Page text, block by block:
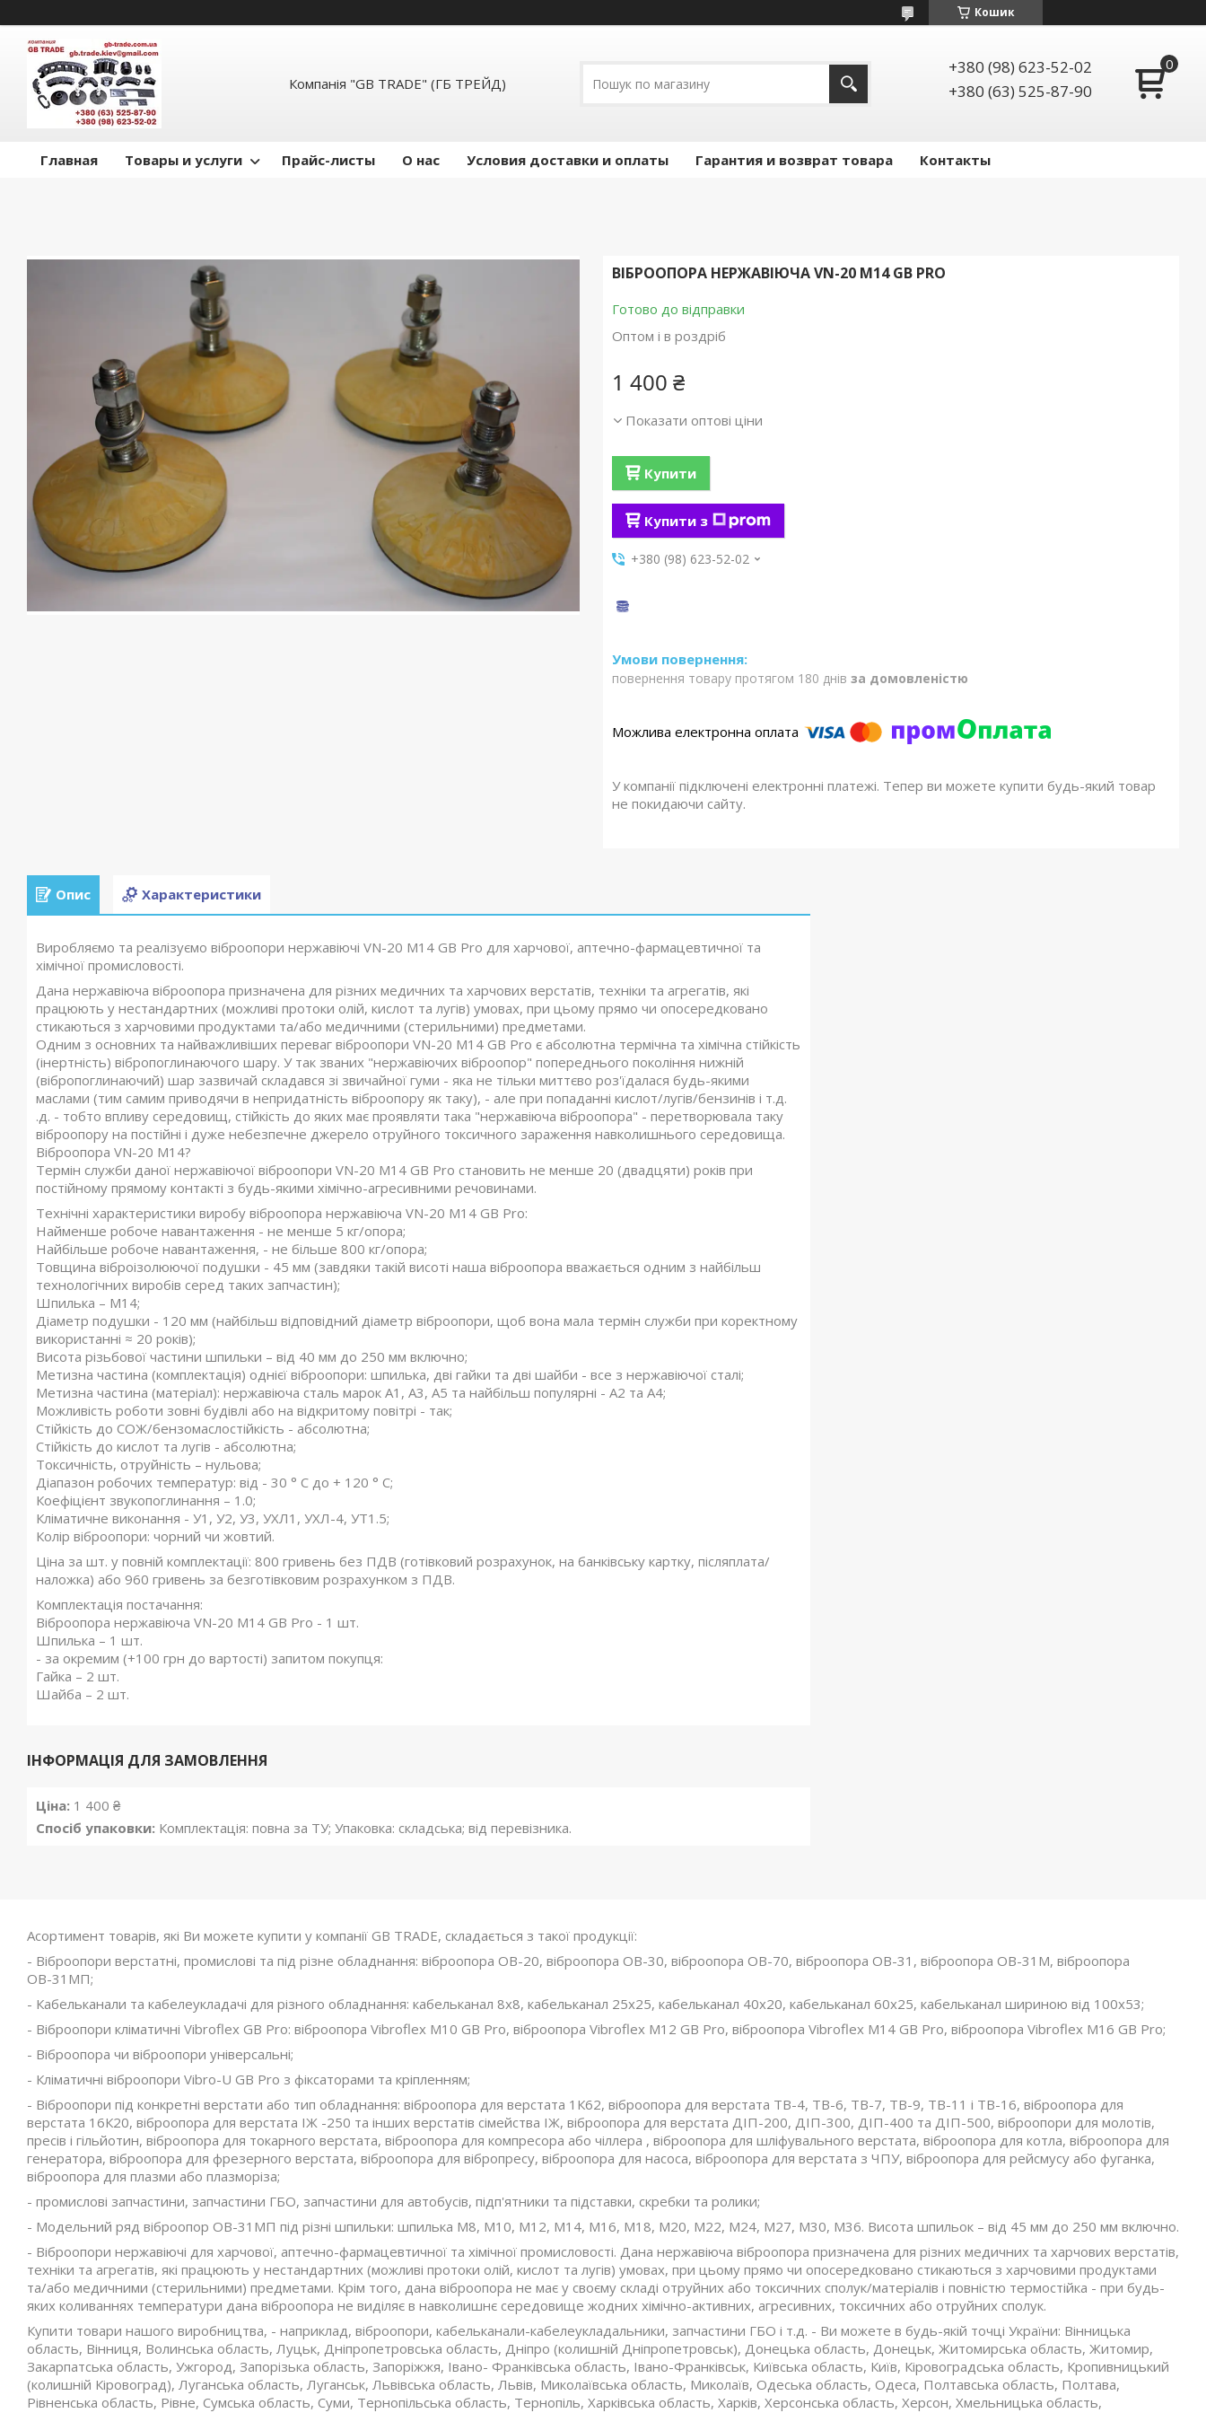
Кошик
Компанія "GB TRADE" (ГБ ТРЕЙД)
+380 (98) 623-52-02
+380 (63) 525-87-90
Главная Товары и услуги Прайс-листы О нас Условия доставки и оплаты Гарантия и возврат товара Контакты
ВІБРООПОРА НЕРЖАВІЮЧА VN-20 M14 GB PRO
Готово до відправки
Оптом і в роздріб
1 400 ₴
Показати оптові ціни
Купити
Купити з
+380 (98) 623-52-02
повернення товару протягом 180 днів за домовленістю
У компанії підключені електронні платежі. Тепер ви можете купити будь-який товар
не покидаючи сайту.
Опис Характеристики
Виробляємо та реалізуємо віброопори нержавіючі VN-20 M14 GB Pro для харчової, аптечно-фармацевтичної та
хімічної промисловості.
Дана нержавіюча віброопора призначена для різних медичних та харчових верстатів, техніки та агрегатів, які
працюють у нестандартних (можливі протоки олій, кислот та лугів) умовах, при цьому прямо чи опосередковано
стикаються з харчовими продуктами та/або медичними (стерильними) предметами.
Одним з основних та найважливіших переваг віброопори VN-20 M14 GB Pro є абсолютна термічна та хімічна стійкість
(інертність) вібропоглинаючого шару. У так званих "нержавіючих віброопор" попереднього покоління нижній
(вібропоглинаючий) шар зазвичай складався зі звичайної гуми - яка не тільки миттєво роз'їдалася будь-якими
маслами (тим самим приводячи в непридатність віброопору як таку), - але при попаданні кислот/лугів/бензинів і т.д.
.д. - тобто впливу середовищ, стійкість до яких має проявляти така "нержавіюча віброопора" - перетворювала таку
віброопору на постійні і дуже небезпечне джерело отруйного токсичного зараження навколишнього середовища.
Віброопора VN-20 M14?
Термін служби даної нержавіючої віброопори VN-20 M14 GB Pro становить не менше 20 (двадцяти) років при
постійному прямому контакті з будь-якими хімічно-агресивними речовинами.
Технічні характеристики виробу віброопора нержавіюча VN-20 M14 GB Pro:
Найменше робоче навантаження - не менше 5 кг/опора;
Найбільше робоче навантаження, - не більше 800 кг/опора;
Товщина віброізолюючої подушки - 45 мм (завдяки такій висоті наша віброопора вважається одним з найбільш
технологічних виробів серед таких запчастин);
Шпилька – М14;
Діаметр подушки - 120 мм (найбільш відповідний діаметр віброопори, щоб вона мала термін служби при коректному
використанні ≈ 20 років);
Висота різьбової частини шпильки – від 40 мм до 250 мм включно;
Метизна частина (комплектація) однієї віброопори: шпилька, дві гайки та дві шайби - все з нержавіючої сталі;
Метизна частина (матеріал): нержавіюча сталь марок А1, А3, А5 та найбільш популярні - А2 та А4;
Можливість роботи зовні будівлі або на відкритому повітрі - так;
Стійкість до СОЖ/бензомаслостійкість - абсолютна;
Стійкість до кислот та лугів - абсолютна;
Токсичність, отруйність – нульова;
Діапазон робочих температур: від - 30 ° С до + 120 ° С;
Коефіцієнт звукопоглинання – 1.0;
Кліматичне виконання - У1, У2, У3, УХЛ1, УХЛ-4, УТ1.5;
Колір віброопори: чорний чи жовтий.
Ціна за шт. у повній комплектації: 800 гривень без ПДВ (готівковий розрахунок, на банківську картку, післяплата/
наложка) або 960 гривень за безготівковим розрахунком з ПДВ.
Комплектація постачання:
Віброопора нержавіюча VN-20 M14 GB Pro - 1 шт.
Шпилька – 1 шт.
- за окремим (+100 грн до вартості) запитом покупця:
Гайка – 2 шт.
Шайба – 2 шт.
ІНФОРМАЦІЯ ДЛЯ ЗАМОВЛЕННЯ
Ціна: 1 400 ₴
Спосіб упаковки: Комплектація: повна за ТУ; Упаковка: складська; від перевізника.
Асортимент товарів, які Ви можете купити у компанії GB TRADE, складається з такої продукції:
- Віброопори верстатні, промислові та під різне обладнання: віброопора ОВ-20, віброопора ОВ-30, віброопора ОВ-70, віброопора ОВ-31, віброопора ОВ-31М, віброопора
ОВ-31МП;
- Кабельканали та кабелеукладачі для різного обладнання: кабельканал 8х8, кабельканал 25х25, кабельканал 40х20, кабельканал 60х25, кабельканал шириною від 100х53;
- Віброопори кліматичні Vibroflex GB Pro: віброопора Vibroflex М10 GB Pro, віброопора Vibroflex М12 GB Pro, віброопора Vibroflex М14 GB Pro, віброопора Vibroflex М16 GB Pro;
- Віброопора чи віброопори універсальні;
- Кліматичні віброопори Vibro-U GB Pro з фіксаторами та кріпленням;
- Віброопори під конкретні верстати або тип обладнання: віброопора для верстата 1К62, віброопора для верстата ТВ-4, ТВ-6, ТВ-7, ТВ-9, ТВ-11 і ТВ-16, віброопора для
верстата 16К20, віброопора для верстата ІЖ -250 та інших верстатів сімейства ІЖ, віброопора для верстата ДІП-200, ДІП-300, ДІП-400 та ДІП-500, віброопори для молотів,
пресів і гільйотин, віброопора для токарного верстата, віброопора для компресора або чіллера , віброопора для шліфувального верстата, віброопора для котла, віброопора для
генератора, віброопора для фрезерного верстата, віброопора для вібропресу, віброопора для насоса, віброопора для верстата з ЧПУ, віброопора для рейсмусу або фуганка,
віброопора для плазми або плазморіза;
- промислові запчастини, запчастини ГБО, запчастини для автобусів, підп'ятники та підставки, скребки та ролики;
- Модельний ряд віброопор ОВ-31МП під різні шпильки: шпилька М8, М10, М12, М14, М16, М18, М20, М22, М24, М27, М30, М36. Висота шпильок – від 45 мм до 250 мм включно.
- Віброопори нержавіючі для харчової, аптечно-фармацевтичної та хімічної промисловості. Дана нержавіюча віброопора призначена для різних медичних та харчових верстатів,
техніки та агрегатів, які працюють у нестандартних (можливі протоки олій, кислот та лугів) умовах, при цьому прямо чи опосередковано стикаються з харчовими продуктами
та/або медичними (стерильними) предметами. Крім того, дана віброопора не має у своєму складі отруйних або токсичних сполук/матеріалів і повністю термостійка - при будь-
яких коливаннях температури дана віброопора не виділяє в навколишнє середовище жодних хімічно-активних, агресивних, токсичних або отруйних сполук.
Купити товари нашого виробництва, - наприклад, віброопори, кабельканали-кабелеукладальники, запчастини ГБО і т.д. - Ви можете в будь-якій точці України: Вінницька
область, Вінниця, Волинська область, Луцьк, Дніпропетровська область, Дніпро (колишній Дніпропетровськ), Донецька область, Донецьк, Житомирська область, Житомир,
Закарпатська область, Ужгород, Запорізька область, Запоріжжя, Івано- Франківська область, Івано-Франківськ, Київська область, Київ, Кіровоградська область, Кропивницький
(колишній Кіровоград), Луганська область, Луганськ, Львівська область, Львів, Миколаївська область, Миколаїв, Одеська область, Одеса, Полтавська область, Полтава,
Рівненська область, Рівне, Сумська область, Суми, Тернопільська область, Тернопіль, Харківська область, Харків, Херсонська область, Херсон, Хмельницька область,